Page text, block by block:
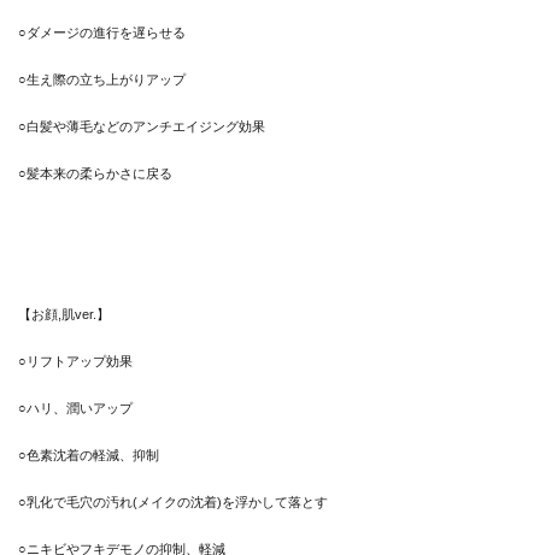
○ダメージの進行を遅らせる
○生え際の立ち上がりアップ
○白髪や薄毛などのアンチエイジング効果
○髪本来の柔らかさに戻る
【お顔,肌ver.】
○リフトアップ効果
○ハリ、潤いアップ
○色素沈着の軽減、抑制
○乳化で毛穴の汚れ(メイクの沈着)を浮かして落とす
○ニキビやフキデモノの抑制、軽減